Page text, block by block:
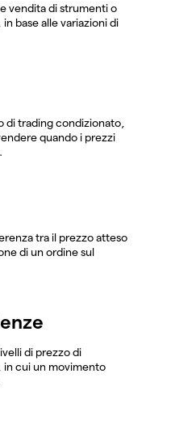
vendita di strumenti o
base alle variazioni di
di trading condizionato,
quando i prezzi
tra il prezzo atteso
di un ordine sul
di prezzo di
cui un movimento